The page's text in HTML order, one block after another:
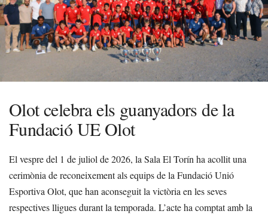
Olot celebra els guanyadors de la
Fundació UE Olot
El vespre del 1 de juliol de 2026, la Sala El Torín ha acollit una
cerimònia de reconeixement als equips de la Fundació Unió
Esportiva Olot, que han aconseguit la victòria en les seves
respectives lligues durant la temporada. L’acte ha comptat amb la